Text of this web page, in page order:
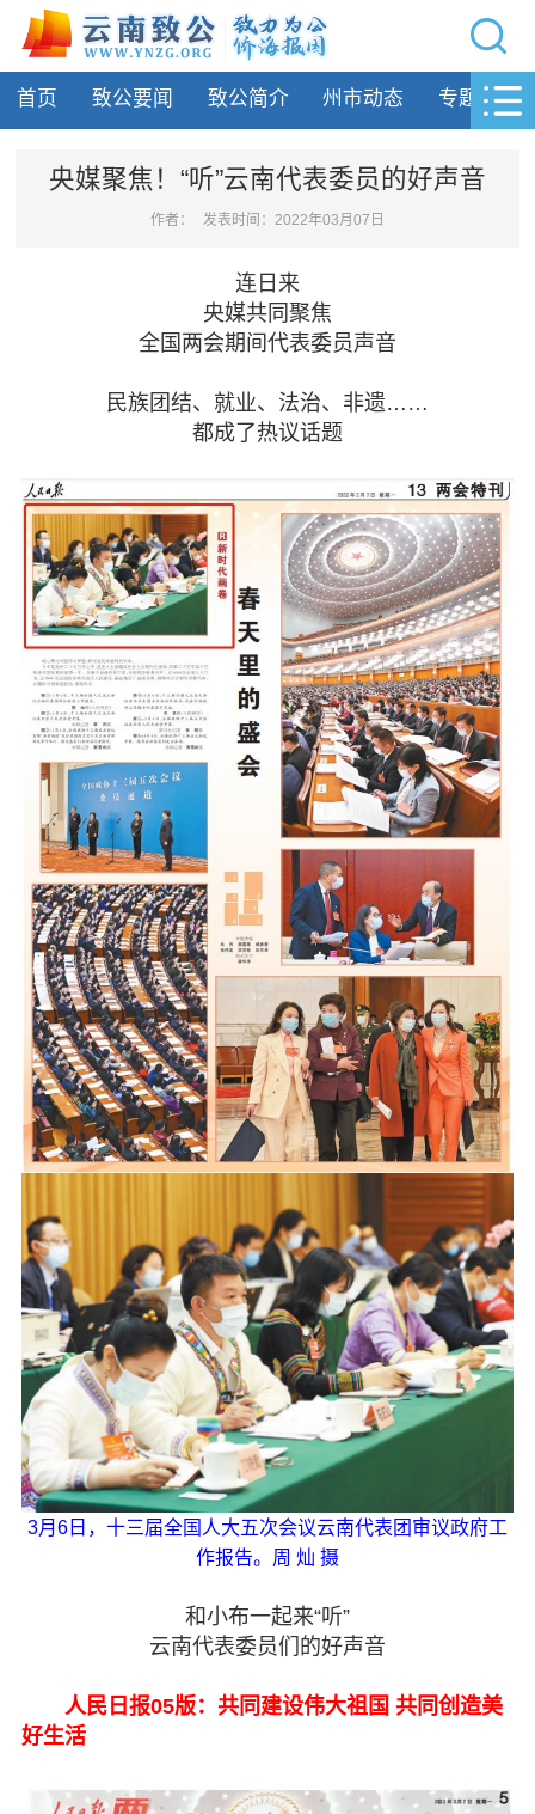
网站导航
首页
致公要闻
致公简介
州市动态
专题活动
履行职责
自身建设
致公风采
专委会
书香机关
电子杂志
图片欣赏
视频中心
联系我们
媒体报道
脱贫攻坚
侨海动态
七彩云南
首页 致公要闻 致公简介 州市动态 专题活动
央媒聚焦！“听”云南代表委员的好声音
作者： 发表时间：2022年03月07日
连日来
央媒共同聚焦
全国两会期间代表委员声音
民族团结、就业、法治、非遗……
都成了热议话题
3月6日，十三届全国人大五次会议云南代表团审议政府工
作报告。周 灿 摄
和小布一起来“听”
云南代表委员们的好声音
人民日报05版：共同建设伟大祖国 共同创造美
好生活